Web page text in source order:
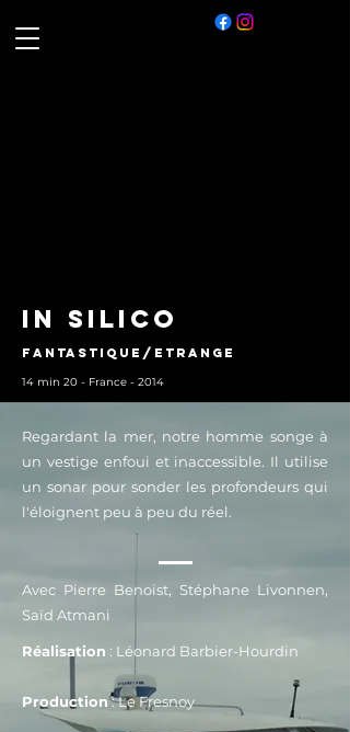
IN SILICO
Fantastique/Etrange
14 min 20 - France - 2014
Regardant la mer, notre homme songe à
un vestige enfoui et inaccessible. Il utilise
un sonar pour sonder les profondeurs qui
l'éloignent peu à peu du réel.
Avec Pierre Benoist, Stéphane Livonnen,
Saïd Atmani
Réalisation : Léonard Barbier-Hourdin
Production: Le Fresnoy